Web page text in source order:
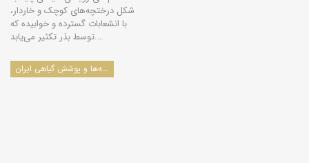
شکل درختچه‌هاى کوچک و خاردار،
با انشعابات گسترده و خوابیده که
توسط بذر تکثیر مى‌یابد.…
درخت‌ها، درختچه‌ها، بوته‌ها و پوشش گیاهی ایران